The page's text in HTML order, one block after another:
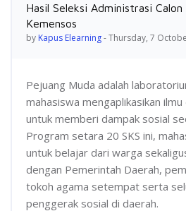
Hasil Seleksi Administrasi
Kemensos
by Kapus Elearning-Thursday, 7
Number of replies: 0
Pejuang Muda adalah
mahasiswa mengaplikasikan
untuk memberi dampak sosial
Program setara 20 SKS ini,
untuk belajar dari warga
dengan Pemerintah Daerah,
tokoh agama setempat serta
penggerak sosial di daerah.